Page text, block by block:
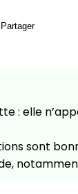
Partager
: elle
sont